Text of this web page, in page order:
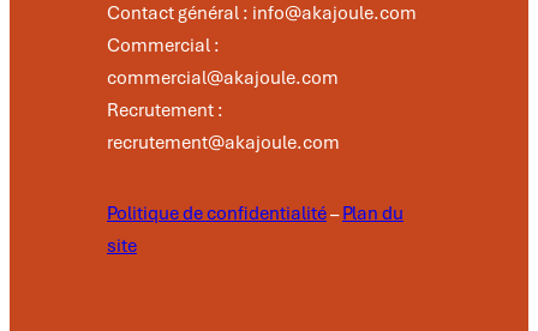
Contact général : info@akajoule.com
Commercial :
commercial@akajoule.com
Recrutement :
recrutement@akajoule.com
Politique de confidentialité–Plan du
site